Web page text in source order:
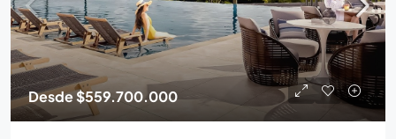
Desde$559.700.000